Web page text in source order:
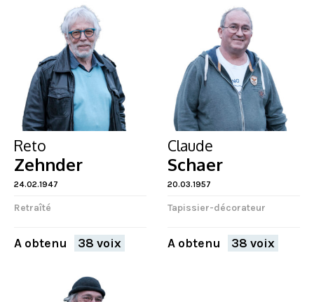
Reto
Zehnder
24.02.1947
Retraîté
A obtenu 38 voix
Claude
Schaer
20.03.1957
Tapissier-décorateur
A obtenu 38 voix